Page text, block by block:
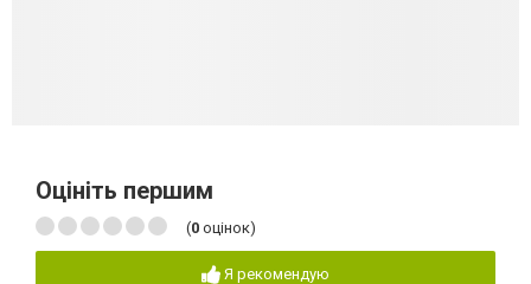
Оцініть першим
(0 оцінок)
Я рекомендую